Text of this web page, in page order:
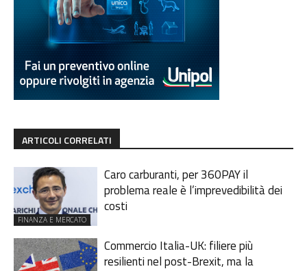
ARTICOLI CORRELATI
FINANZA E MERCATO
Caro carburanti, per 360PAY il
problema reale è l’imprevedibilità dei
costi
Commercio Italia-UK: filiere più
resilienti nel post-Brexit, ma la